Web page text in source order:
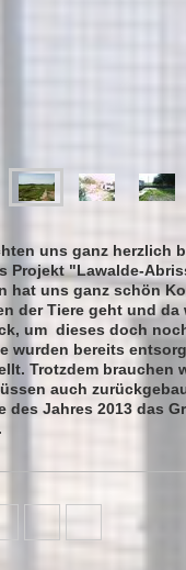
uns ganz herzlich
Projekt "Lawalde-
hat uns ganz schön
der Tiere geht und
um dieses doch
wurden bereits
Trotzdem brauchen
auch
des Jahres 2013 das